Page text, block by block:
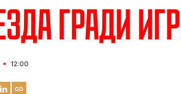
гради
12:00